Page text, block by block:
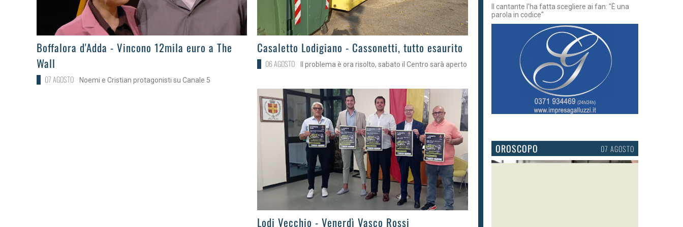
>
Boffalora d'Adda - Vincono 12mila euro a The
Wall
07 AGOSTO Noemi e Cristian protagonisti su Canale 5
>
Casaletto Lodigiano - Cassonetti, tutto esaurito
06 AGOSTO Il problema è ora risolto, sabato il Centro sarà aperto
>Lodi Vecchio - Venerdì Vasco Rossi
Il cantante l'ha fatta scegliere ai fan: "È una
parola in codice"
OROSCOPO 07 AGOSTO